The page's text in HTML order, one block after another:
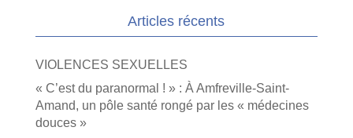
Articles récents
VIOLENCES SEXUELLES
« C’est du paranormal ! » : À Amfreville-Saint-
Amand, un pôle santé rongé par les « médecines
douces »